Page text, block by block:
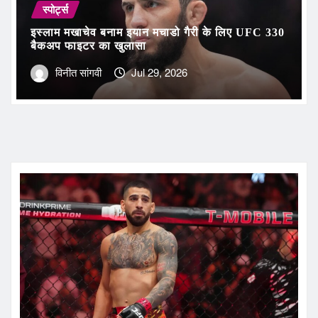
स्पोर्ट्स
इस्लाम मखाचेव बनाम इयान मचाडो गैरी के लिए UFC 330
बैकअप फाइटर का खुलासा
विनीत सांगवी Jul 29, 2026